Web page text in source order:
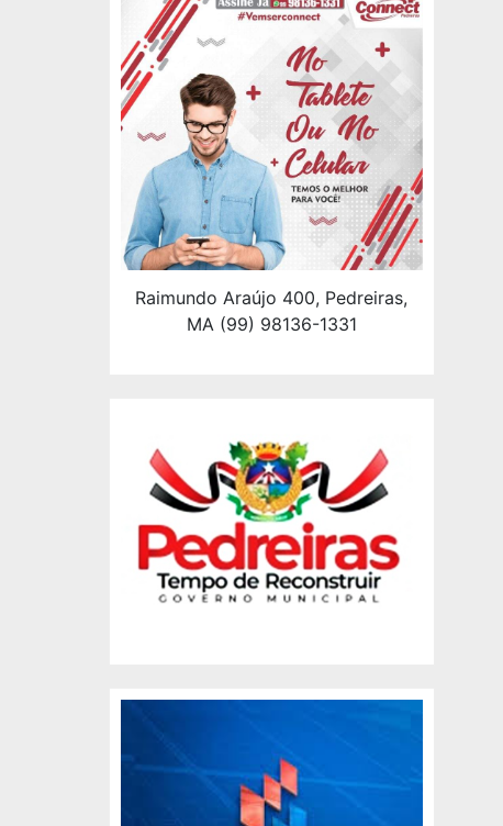
Raimundo Araújo 400, Pedreiras,
MA (99) 98136-1331